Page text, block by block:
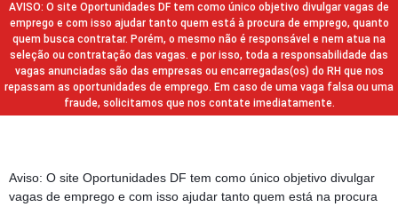
AVISO: O site Oportunidades DF tem como único objetivo divulgar vagas de
emprego e com isso ajudar tanto quem está à procura de emprego, quanto
quem busca contratar. Porém, o mesmo não é responsável e nem atua na
seleção ou contratação das vagas. e por isso, toda a responsabilidade das
vagas anunciadas são das empresas ou encarregadas(os) do RH que nos
repassam as oportunidades de emprego. Em caso de uma vaga falsa ou uma
fraude, solicitamos que nos contate imediatamente.
Aviso: O site Oportunidades DF tem como único objetivo divulgar
vagas de emprego e com isso ajudar tanto quem está na procura